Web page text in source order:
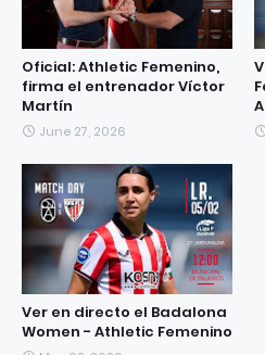
Oficial: Athletic Femenino,
firma el entrenador Víctor
Martín
June 27, 2026
Ver en directo el Badalona
Women - Athletic Femenino